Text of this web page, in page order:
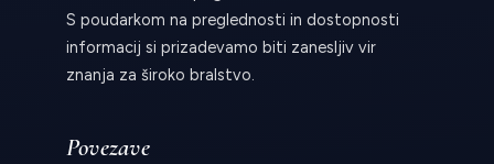
S poudarkom na preglednosti in dostopnosti
informacij si prizadevamo biti zanesljiv vir
znanja za široko bralstvo.
Povezave